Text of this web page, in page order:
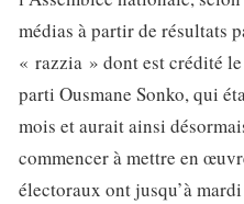
médias à partir de résultats
« razzia » dont est crédité
parti Ousmane Sonko, qui
mois et aurait ainsi
commencer à mettre en
électoraux ont jusqu’à